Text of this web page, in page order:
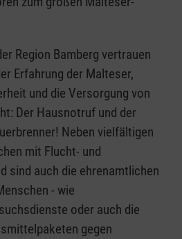
Region Bamberg vertrauen
Erfahrung der Malteser,
und die Versorgung von
Der Hausnotruf und der
Neben vielfältigen
mit Flucht- und
sind auch die ehrenamtlichen
- wie
oder auch die
gegen